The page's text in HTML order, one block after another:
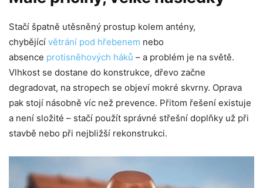
Stačí špatně utěsněný prostup kolem antény,
chybějící větrání pod hřebenem nebo
absence protisněhových háků – a problém je na světě.
Vlhkost se dostane do konstrukce, dřevo začne
degradovat, na stropech se objeví mokré skvrny. Oprava
pak stojí násobně víc než prevence. Přitom řešení existuje
a není složité – stačí použít správné střešní doplňky už při
stavbě nebo při nejbližší rekonstrukci.